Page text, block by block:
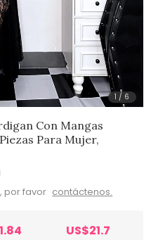
1 / 6
Con Mangas
Para Mujer,
por favor contáctenos.
US$21.7